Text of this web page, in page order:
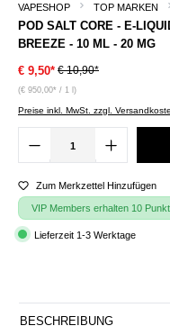
VAPESHOP TOP MARKEN
POD SALT CORE - E-
BREEZE - 10 ML - 20 MG
€ 9,50* € 10,90*
(€ 950,00* / 1 l)
Preise inkl. MwSt. zzgl.
Zum Merkzettel Hinzufügen
VIP Members erhalten 10
Lieferzeit 1-3 Werktage
BESCHREIBUNG